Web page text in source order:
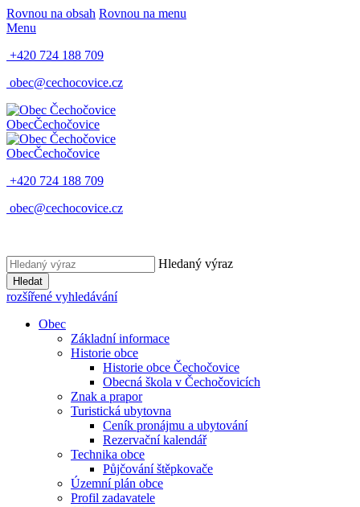
Rovnou na obsah Rovnou na menu
Menu
+420 724 188 709
obec@cechocovice.cz
ObecČechočovice
ObecČechočovice
+420 724 188 709
obec@cechocovice.cz
Hledaný výraz
Hledat
rozšířené vyhledávání
Obec
Základní informace
Historie obce
Historie obce Čechočovice
Obecná škola v Čechočovicích
Znak a prapor
Turistická ubytovna
Ceník pronájmu a ubytování
Rezervační kalendář
Technika obce
Půjčování štěpkovače
Územní plán obce
Profil zadavatele